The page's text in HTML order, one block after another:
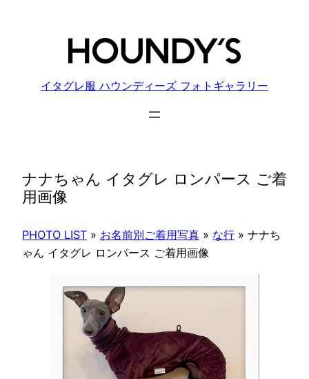
イタグレ服 ハウンディーズ フォトギャラリー
ナナちゃん イタグレ ロンパース ご着
用画像
PHOTO LIST » お名前別ご着用写真 » な行 » ナナち
ゃん イタグレ ロンパース ご着用画像